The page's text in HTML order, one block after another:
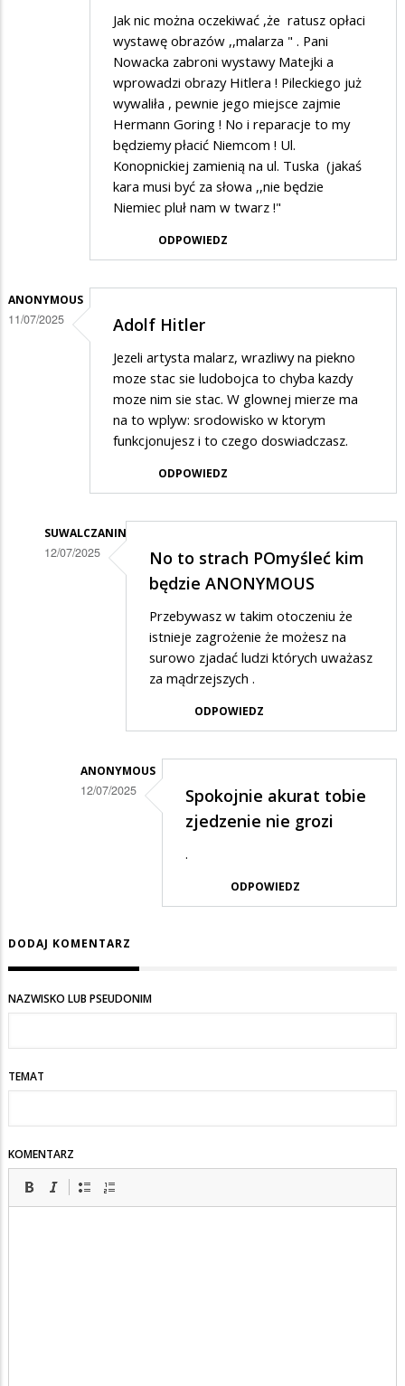
Jak nic można oczekiwać ,że ratusz opłaci
wystawę obrazów ,,malarza " . Pani
Nowacka zabroni wystawy Matejki a
wprowadzi obrazy Hitlera ! Pileckiego już
wywaliła , pewnie jego miejsce zajmie
Hermann Goring ! No i reparacje to my
będziemy płacić Niemcom ! Ul.
Konopnickiej zamienią na ul. Tuska (jakaś
kara musi być za słowa ,,nie będzie
Niemiec pluł nam w twarz !"
ODPOWIEDZ
ANONYMOUS
11/07/2025 Adolf Hitler
Jezeli artysta malarz, wrazliwy na piekno
moze stac sie ludobojca to chyba kazdy
moze nim sie stac. W glownej mierze ma
na to wplyw: srodowisko w ktorym
funkcjonujesz i to czego doswiadczasz.
ODPOWIEDZ
SUWALCZANIN
12/07/2025
Hitler
No to strach POmyśleć kim
będzie ANONYMOUS
Przebywasz w takim otoczeniu że
istnieje zagrożenie że możesz na
surowo zjadać ludzi których uważasz
za mądrzejszych .
ODPOWIEDZ
ANONYMOUS
12/07/2025
na
No
to
POmyśleć
ANONYMOUS
Spokojnie akurat tobie
zjedzenie nie grozi
.
ODPOWIEDZ
DODAJ KOMENTARZ
NAZWISKO LUB PSEUDONIM
TEMAT
KOMENTARZ